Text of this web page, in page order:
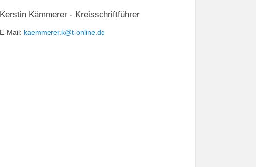
Kerstin Kämmerer - Kreisschriftführer
E-Mail: kaemmerer.k@t-online.de